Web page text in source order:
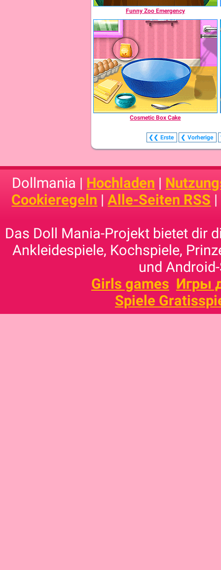
Funny Zoo Emergency
Cosmetic Box Cake
❮❮ Erste ❮ Vorherige
Dollmania | Hochladen |
Cookieregeln |Alle-Seiten RSS |
Das Doll Mania-Projekt bietet dir
Ankleidespiele, Kochspiele,
und
Girls games Игры
Spiele